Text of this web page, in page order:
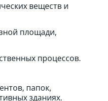
веществ и
площади,
процессов.
папок,
зданиях.